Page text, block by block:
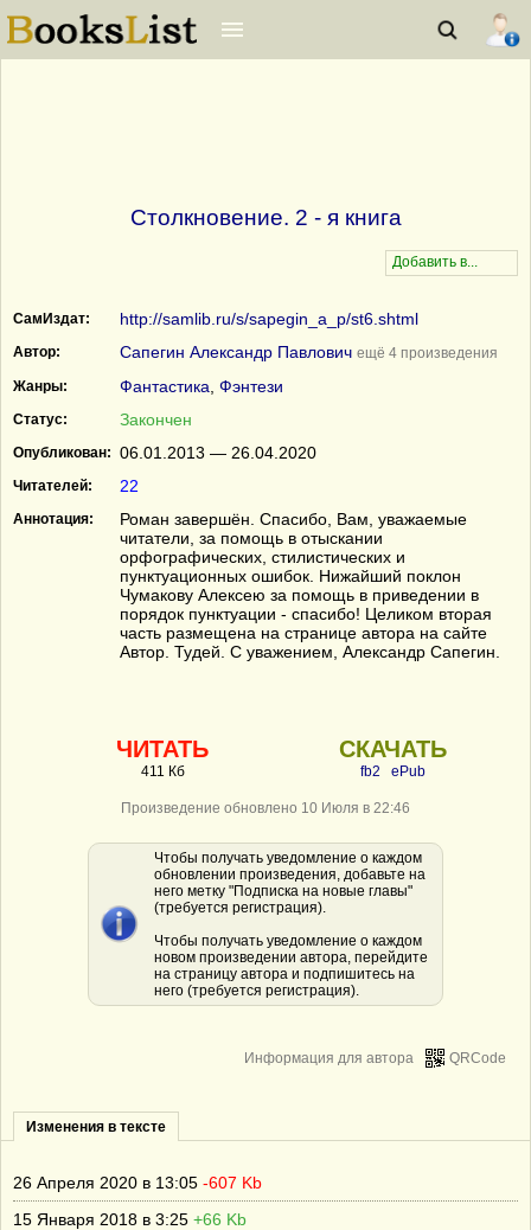
Столкновение. 2 - я книга
СамИздат: http://samlib.ru/s/sapegin_a_p/st6.shtml
Автор: Сапегин Александр Павлович ещё 4 произведения
Жанры:
Фантастика Фэнтези
Статус: Закончен
Опубликован: 06.01.2013 — 26.04.2020
Читателей: 22
Аннотация:
Роман завершён. Спасибо, Вам, уважаемые
читатели, за помощь в отыскании
орфографических, стилистических и
пунктуационных ошибок. Нижайший поклон
Чумакову Алексею за помощь в приведении в
порядок пунктуации - спасибо! Целиком вторая
часть размещена на странице автора на сайте
Автор. Тудей. С уважением, Александр Сапегин.
ЧИТАТЬ
411 Кб
СКАЧАТЬ
fb2 ePub
Произведение обновлено 10 Июля в 22:46
Чтобы получать уведомление о каждом
обновлении произведения, добавьте на
него метку "Подписка на новые главы"
(требуется регистрация).
Чтобы получать уведомление о каждом
новом произведении автора, перейдите
на страницу автора и подпишитесь на
него (требуется регистрация).
QRCode
Информация для автора
Изменения в тексте
26 Апреля 2020 в 13:05 -607 Kb
15 Января 2018 в 3:25 +66 Kb